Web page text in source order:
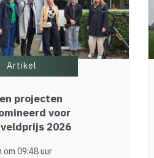
Artikel
projecten
voor
2026
om 09:48 uur